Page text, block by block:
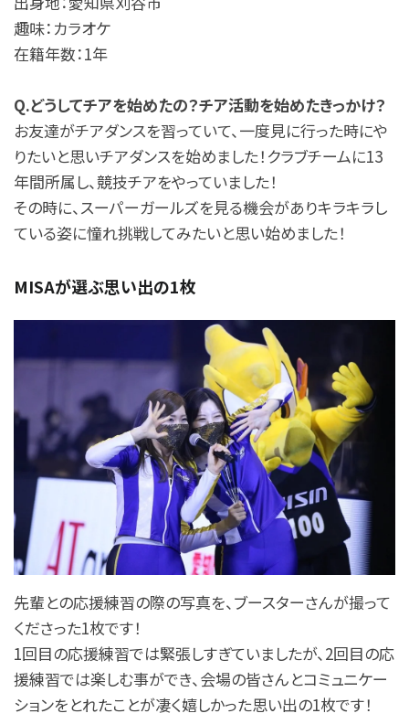
趣味：カラオケ
在籍年数：1年
Q.どうしてチアを始めたの？チア活動を始めたきっかけ？
お友達がチアダンスを習っていて、一度見に行った時にや
りたいと思いチアダンスを始めました！クラブチームに13
年間所属し、競技チアをやっていました！
その時に、スーパーガールズを見る機会がありキラキラし
ている姿に憧れ挑戦してみたいと思い始めました！
MISAが選ぶ思い出の1枚
先輩との応援練習の際の写真を、ブースターさんが撮って
くださった1枚です！
1回目の応援練習では緊張しすぎていましたが、2回目の応
援練習では楽しむ事ができ、会場の皆さんとコミュニケー
ションをとれたことが凄く嬉しかった思い出の1枚です！